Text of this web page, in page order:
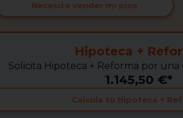
Necesito vender mi piso
Hipoteca +
Solicita Hipoteca + Reforma por
1.145,50 €*
Calcula tu Hipoteca +